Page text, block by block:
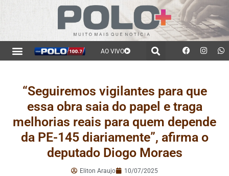
AO VIVO
“Seguiremos vigilantes para que
essa obra saia do papel e traga
melhorias reais para quem depende
da PE-145 diariamente”, afirma o
deputado Diogo Moraes
Eliton Araujo 10/07/2025